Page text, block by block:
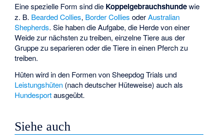
Eine spezielle Form sind die Koppelgebrauchshundewie
z. B. Bearded Collies, Border Collies oderAustralian
Shepherds. Sie haben die Aufgabe, die Herde von einer
Weide zur nächsten zu treiben, einzelne Tiere aus der
Gruppe zu separieren oder die Tiere in einen Pferch zu
treiben.
Hüten wird in den Formen vonSheepdog Trials und
Leistungshüten (nach deutscher Hüteweise) auch als
Hundesportausgeübt.
Siehe auch